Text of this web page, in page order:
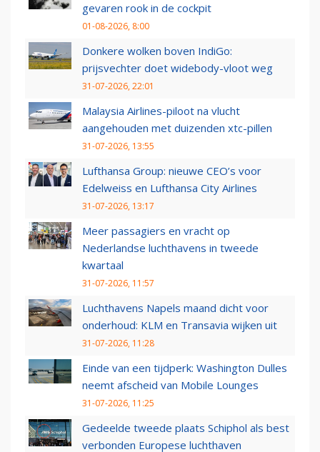
gevaren rook in de cockpit
01-08-2026, 8:00
Donkere wolken boven IndiGo:
prijsvechter doet widebody-vloot weg
31-07-2026, 22:01
Malaysia Airlines-piloot na vlucht
aangehouden met duizenden xtc-pillen
31-07-2026, 13:55
Lufthansa Group: nieuwe CEO’s voor
Edelweiss en Lufthansa City Airlines
31-07-2026, 13:17
Meer passagiers en vracht op
Nederlandse luchthavens in tweede
kwartaal
31-07-2026, 11:57
Luchthavens Napels maand dicht voor
onderhoud: KLM en Transavia wijken uit
31-07-2026, 11:28
Einde van een tijdperk: Washington Dulles
neemt afscheid van Mobile Lounges
31-07-2026, 11:25
Gedeelde tweede plaats Schiphol als best
verbonden Europese luchthaven